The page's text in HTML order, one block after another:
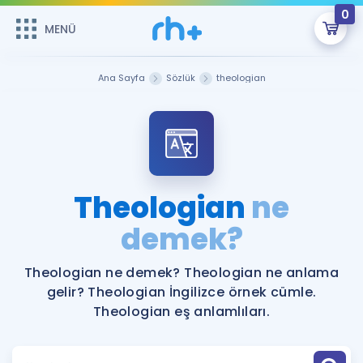
MENÜ
0
Şifremi Hatırlamıyorum
Sepetin Şu An Boş.
Remzi Hoca ile seni sınava hazırlayacak onlarca eğitim seni
bekliyor!
MENÜ
Katılımcı Görüşleri
Faydalı Araçlar
Ücretsiz Kaynaklar
İngilizce Gramer
Ana Sayfa Sözlük theologian
Theologian ne
demek?
Theologian ne demek? Theologian ne anlama
gelir? Theologian İngilizce örnek cümle.
Theologian eş anlamlıları.